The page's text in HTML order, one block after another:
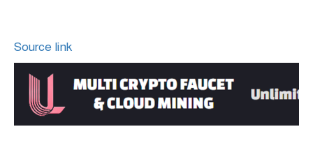
Source link